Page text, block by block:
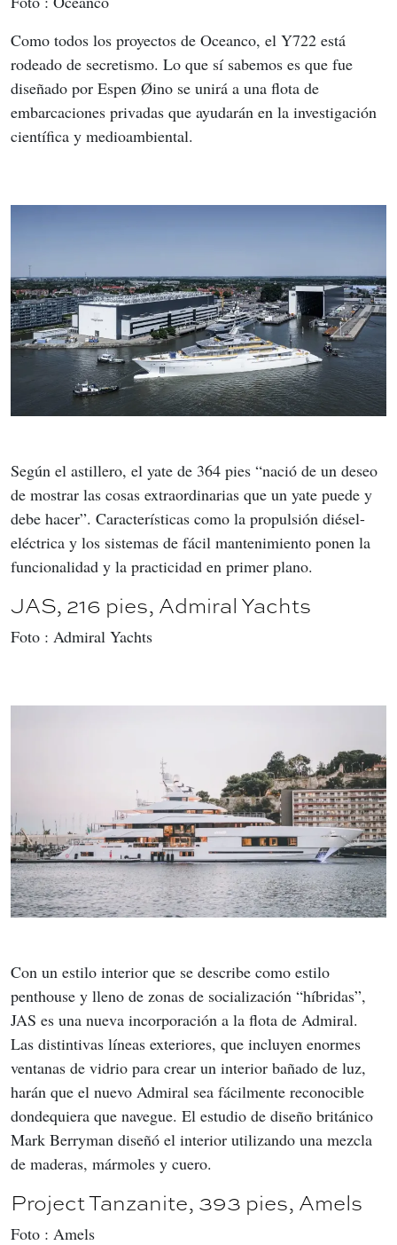
Como todos los proyectos de Oceanco, el Y722 está
rodeado de secretismo. Lo que sí sabemos es que fue
diseñado por Espen Øino se unirá a una flota de
embarcaciones privadas que ayudarán en la investigación
científica y medioambiental.
Según el astillero, el yate de 364 pies “nació de un deseo
de mostrar las cosas extraordinarias que un yate puede y
debe hacer”. Características como la propulsión diésel-
eléctrica y los sistemas de fácil mantenimiento ponen la
funcionalidad y la practicidad en primer plano.
JAS, 216 pies, Admiral Yachts
Foto : Admiral Yachts
Con un estilo interior que se describe como estilo
penthouse y lleno de zonas de socialización “híbridas”,
JAS es una nueva incorporación a la flota de Admiral.
Las distintivas líneas exteriores, que incluyen enormes
ventanas de vidrio para crear un interior bañado de luz,
harán que el nuevo Admiral sea fácilmente reconocible
dondequiera que navegue. El estudio de diseño británico
Mark Berryman diseñó el interior utilizando una mezcla
de maderas, mármoles y cuero.
Project Tanzanite, 393 pies, Amels
Foto : Amels